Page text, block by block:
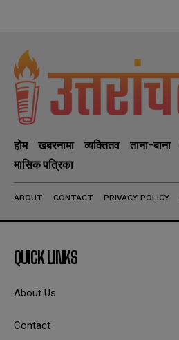
होम खबरनामा व्यक्तितव ताना-बाना
मासिक पत्रिका
ABOUT CONTACT PRIVACY POLICY
QUICK LINKS
About Us
Contact